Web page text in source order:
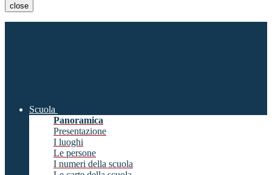
close
Scuola
Panoramica
Presentazione
I luoghi
Le persone
I numeri della scuola